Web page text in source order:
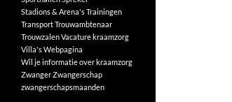
Stadions & Arena'sTrainingen
TransportTrouwambtenaar
TrouwzalenVacature kraamzorg
Villa'sWebpagina
Wil je informatie over kraamzorg
ZwangerZwangerschap
zwangerschapsmaanden